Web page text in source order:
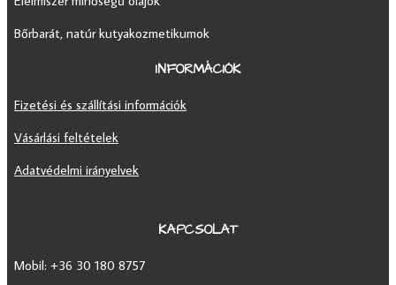
Bőrbarát, natúr kutyakozmetikumok
INFORMÁCIÓK
Fizetési és szállítási információk
Vásárlási feltételek
Adatvédelmi irányelvek
KAPCSOLAT
Mobil: +36 30 180 8757